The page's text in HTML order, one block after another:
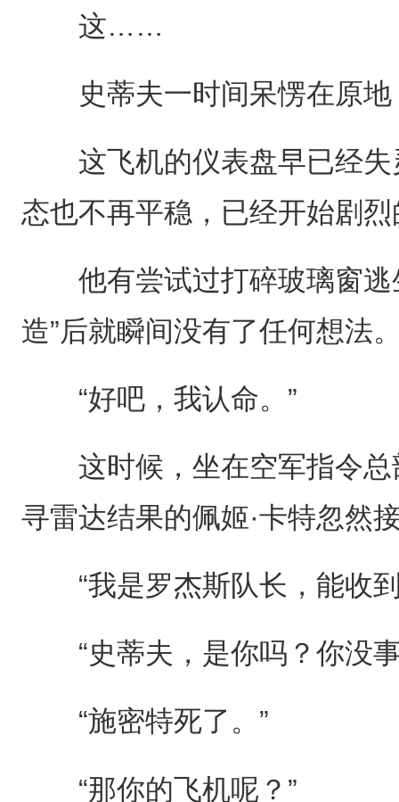
这……
史蒂夫一时间呆愣在原地
这飞机的仪表盘早已经失
态也不再平稳，已经开始剧
他有尝试过打碎玻璃窗逃
造”后就瞬间没有了任何想法
“好吧，我认命。”
这时候，坐在空军指令总
寻雷达结果的佩姬·卡特忽然
“我是罗杰斯队长，能收到
“史蒂夫，是你吗？你没事
“施密特死了。”
“那你的飞机呢？”